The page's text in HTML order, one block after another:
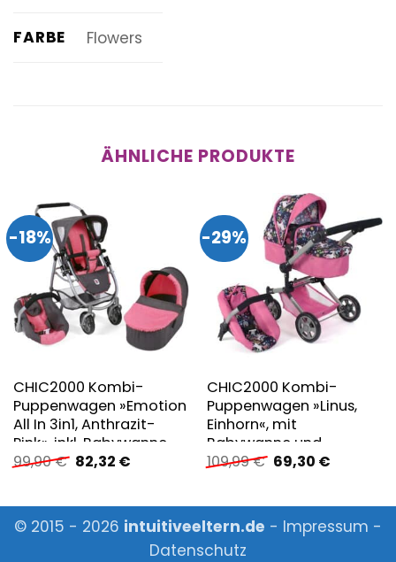
FARBE Flowers
ÄHNLICHE PRODUKTE
-18%
CHIC2000 Kombi-
Puppenwagen »Emotion
All In 3in1, Anthrazit-
Pink«, inkl. Babywanne,
Babyschale und
99,90€ Ursprünglicher
Preis
99,90 €
82,32 €Aktueller
82,32 €.
-29%
CHIC2000 Kombi-
Puppenwagen »Linus,
Einhorn«, mit
Babywanne und
Autositz
109,99€ Ursprünglicher
Preis
109,99 €
69,30 €Aktueller
69,30 €.
© 2015 - 2026 intuitiveeltern.de - Impressum -
Datenschutz